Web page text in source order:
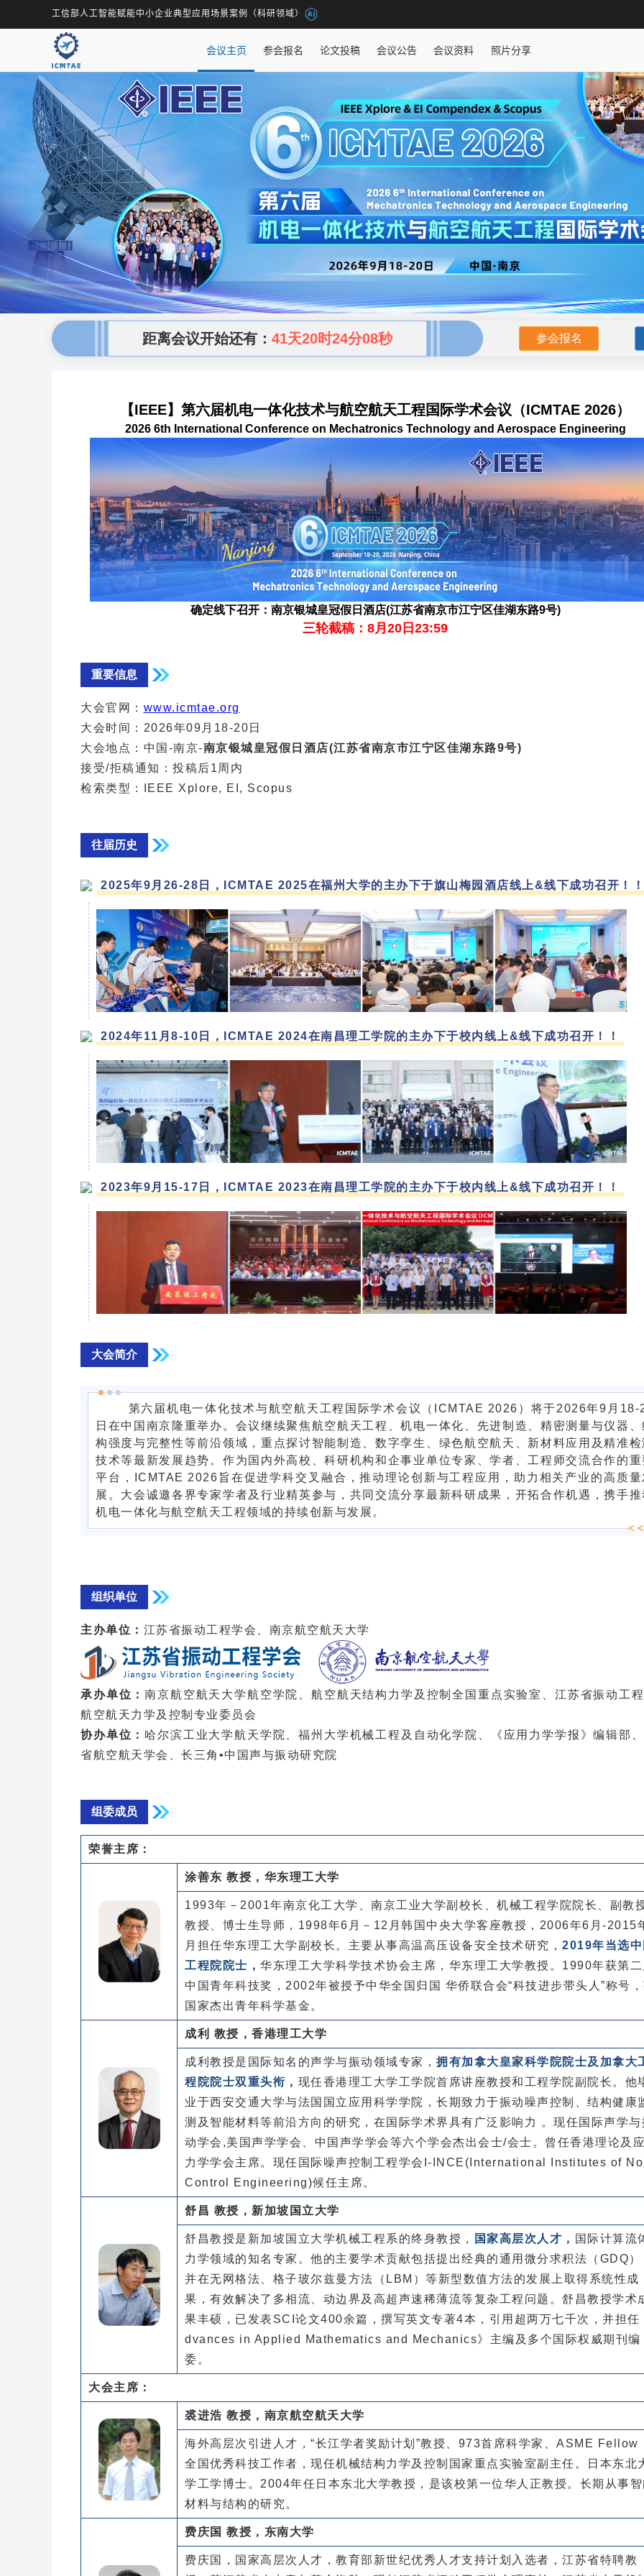
工信部人工智能赋能中小企业典型应用场景案例（科研领域）
会议主页 参会报名 论文投稿 会议公告 会议资料 照片分享
距离会议开始还有： 41天20时24分06秒 参会报名
【IEEE】第六届机电一体化技术与航空航天工程国际学术会议（ICMTAE 2026）
2026 6th International Conference on Mechatronics Technology and Aerospace Engineering
确定线下召开：南京银城皇冠假日酒店(江苏省南京市江宁区佳湖东路9号)
三轮截稿：8月20日23:59
重要信息
大会官网： www.icmtae.org
大会时间：2026年09月18-20日
大会地点：中国-南京-南京银城皇冠假日酒店(江苏省南京市江宁区佳湖东路9号)
接受/拒稿通知：投稿后1周内
检索类型：IEEE Xplore, EI, Scopus
往届历史
2025年9月26-28日，ICMTAE 2025在福州大学的主办下于旗山梅园酒店线上&线下成功召开！！
2024年11月8-10日，ICMTAE 2024在南昌理工学院的主办下于校内线上&线下成功召开！！
2023年9月15-17日，ICMTAE 2023在南昌理工学院的主办下于校内线上&线下成功召开！！
大会简介
第六届机电一体化技术与航空航天工程国际学术会议（ICMTAE 2026）将于2026年9月18-
日在中国南京隆重举办。会议继续聚焦航空航天工程、机电一体化、先进制造、精密测量与仪器
构强度与完整性等前沿领域，重点探讨智能制造、数字孪生、绿色航空航天、新材料应用及精准
技术等最新发展趋势。作为国内外高校、科研机构和企事业单位专家、学者、工程师交流合作的
平台，ICMTAE 2026旨在促进学科交叉融合，推动理论创新与工程应用，助力相关产业的高质量
展。大会诚邀各界专家学者及行业精英参与，共同交流分享最新科研成果，开拓合作机遇，携手
机电一体化与航空航天工程领域的持续创新与发展。
组织单位
主办单位： 江苏省振动工程学会、南京航空航天大学
承办单位：南京航空航天大学航空学院、航空航天结构力学及控制全国重点实验室、江苏省振动工
航空航天力学及控制专业委员会
协办单位： 哈尔滨工业大学航天学院、福州大学机械工程及自动化学院、《应用力学学报》编辑部
省航空航天学会、长三角•中国声与振动研究院
组委成员
荣誉主席：
涂善东 教授，华东理工大学
1993年－2001年南京化工大学、南京工业大学副校长、机械工程学院院长、副教
教授、博士生导师，1998年6月－12月韩国中央大学客座教授，2006年6月-2015
月担任华东理工大学副校长。主要从事高温高压设备安全技术研究， 2019年当选
工程院院士， 华东理工大学科学技术协会主席，华东理工大学教授。1990年获第
中国青年科技奖，2002年被授予中华全国归国 华侨联合会“科技进步带头人”称号
国家杰出青年科学基金。
成利 教授，香港理工大学
成利教授是国际知名的声学与振动领域专家， 拥有‌加拿大皇家科学院院士‌及‌加拿大
程院院士‌双重头衔， 现任‌香港理工大学工学院首席讲座教授‌和‌工程学院副院长‌。他
业于西安交通大学与法国国立应用科学学院，长期致力于振动噪声控制、结构健康
测及智能材料等前沿方向的研究， 在国际学术界具有广泛影响力 。现任国际声学与
动学会,美国声学学会、中国声学学会等六个学会杰出会士/会士。曾任香港理论及
力学学会主席。现任国际噪声控制工程学会I-INCE(International Institutes of
Control Engineering)候任主席。
舒昌 教授，新加坡国立大学
舒昌教授是新加坡国立大学机械工程系的终身教授， 国家高层次人才， 国际计算流
力学领域的知名专家。他的主要学术贡献包括提出经典的通用微分求积法（GDQ）
并在无网格法、格子玻尔兹曼方法（LBM）等新型数值方法的发展上取得系统性成
果，有效解决了多相流、动边界及高超声速稀薄流等复杂工程问题。舒昌教授学术
果丰硕，已发表SCI论文400余篇，撰写英文专著4本，引用超两万七千次，并担任
dvances in Applied Mathematics and Mechanics》主编及多个国际权威期刊编
委。
大会主席：
裘进浩 教授，南京航空航天大学
海外高层次引进人才，“长江学者奖励计划”教授、973首席科学家、ASME Fellow
全国优秀科技工作者，现任机械结构力学及控制国家重点实验室副主任。日本东北
学工学博士。2004年任日本东北大学教授，是该校第一位华人正教授。长期从事
材料与结构的研究。
费庆国 教授，东南大学
费庆国，国家高层次人才，教育部新世纪优秀人才支持计划入选者，江苏省特聘教